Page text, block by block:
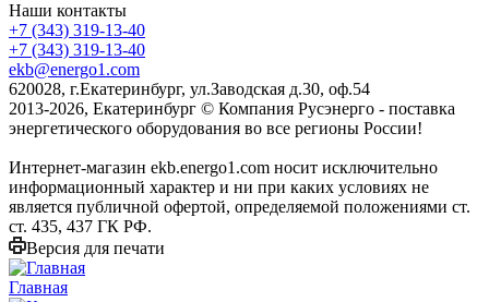
Наши контакты
+7 (343) 319-13-40
+7 (343) 319-13-40
ekb@energo1.com
620028, г.Екатеринбург, ул.Заводская д.30, оф.54
2013-2026, Екатеринбург © Компания Русэнерго - поставка
энергетического оборудования во все регионы России!
Интернет-магазин ekb.energo1.com носит исключительно
информационный характер и ни при каких условиях не
является публичной офертой, определяемой положениями ст.
ст. 435, 437 ГК РФ.
Версия для печати
Главная